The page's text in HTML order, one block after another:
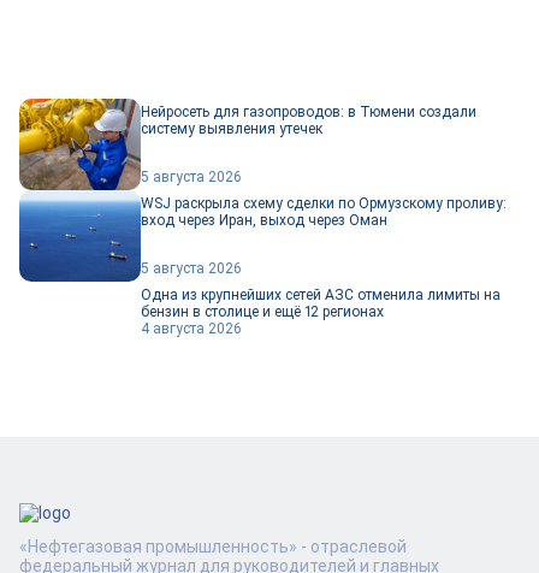
Нейросеть для газопроводов: в Тюмени создали
систему выявления утечек
5 августа 2026
WSJ раскрыла схему сделки по Ормузскому проливу:
вход через Иран, выход через Оман
5 августа 2026
Одна из крупнейших сетей АЗС отменила лимиты на
бензин в столице и ещё 12 регионах
4 августа 2026
«Нефтегазовая промышленность» - отраслевой
федеральный журнал для руководителей и главных